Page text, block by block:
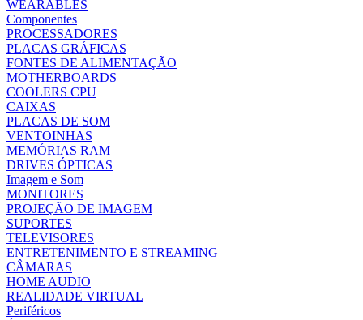
WEARABLES
Componentes
PROCESSADORES
PLACAS GRÁFICAS
FONTES DE ALIMENTAÇÃO
MOTHERBOARDS
COOLERS CPU
CAIXAS
PLACAS DE SOM
VENTOINHAS
MEMÓRIAS RAM
DRIVES ÓPTICAS
Imagem e Som
MONITORES
PROJEÇÃO DE IMAGEM
SUPORTES
TELEVISORES
ENTRETENIMENTO E STREAMING
CÂMARAS
HOME AUDIO
REALIDADE VIRTUAL
Periféricos